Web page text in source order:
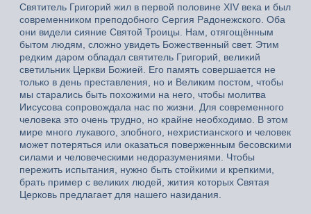
Святитель Григорий жил в первой половине XIV века и был
современником преподобного Сергия Радонежского. Оба
они видели сияние Святой Троицы. Нам, отягощённым
бытом людям, сложно увидеть Божественный свет. Этим
редким даром обладал святитель Григорий, великий
светильник Церкви Божией. Его память совершается не
только в день преставления, но и Великим постом, чтобы
мы старались быть похожими на него, чтобы молитва
Иисусова сопровождала нас по жизни. Для современного
человека это очень трудно, но крайне необходимо. В этом
мире много лукавого, злобного, нехристианского и человек
может потеряться или оказаться поверженным бесовскими
силами и человеческими недоразумениями. Чтобы
пережить испытания, нужно быть стойкими и крепкими,
брать пример с великих людей, жития которых Святая
Церковь предлагает для нашего назидания.